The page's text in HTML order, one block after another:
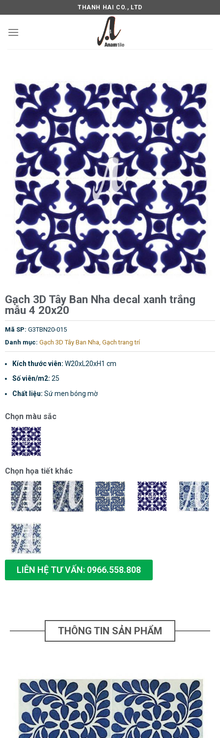
THANH HAI CO., LTD
Gạch 3D Tây Ban Nha decal xanh trắng
mẫu 4 20x20
Mã SP: G3TBN20-015
Danh mục: Gạch 3D Tây Ban Nha, Gạch trang trí
Kích thước viên: W20xL20xH1 cm
Số viên/m2: 25
Chất liệu: Sứ men bóng mờ
Chọn màu sắc
Chọn họa tiết khác
LIÊN HỆ TƯ VẤN: 0966.558.808
THÔNG TIN SẢN PHẨM